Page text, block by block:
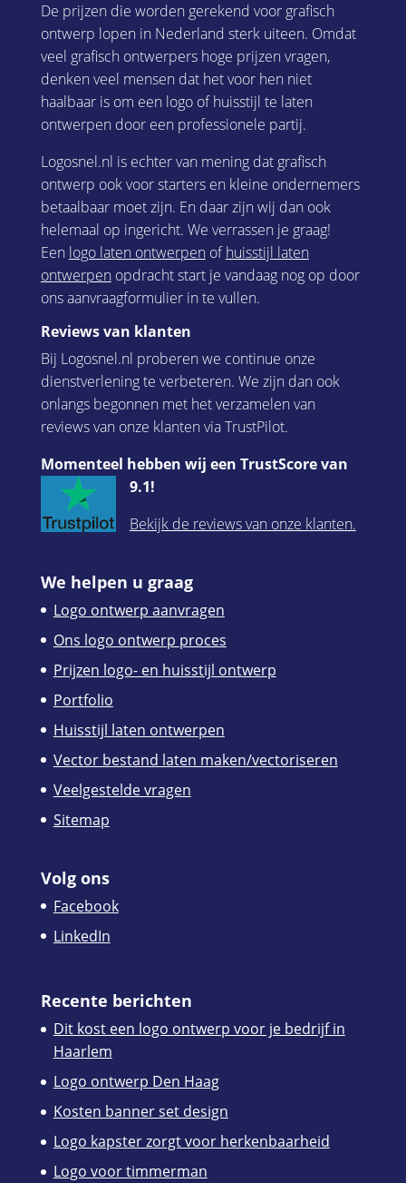
De prijzen die worden gerekend voor grafisch
ontwerp lopen in Nederland sterk uiteen. Omdat
veel grafisch ontwerpers hoge prijzen vragen,
denken veel mensen dat het voor hen niet
haalbaar is om een logo of huisstijl te laten
ontwerpen door een professionele partij.
Logosnel.nl is echter van mening dat grafisch
ontwerp ook voor starters en kleine ondernemers
betaalbaar moet zijn. En daar zijn wij dan ook
helemaal op ingericht. We verrassen je graag!
Een logo laten ontwerpenofhuisstijl laten
ontwerpenopdracht start je vandaag nog op door
ons aanvraagformulier in te vullen.
Reviews van klanten
Bij Logosnel.nl proberen we continue onze
dienstverlening te verbeteren. We zijn dan ook
onlangs begonnen met het verzamelen van
reviews van onze klanten via TrustPilot.
Momenteel hebben wij een TrustScore van
9.1!
Bekijk de reviews van onze klanten.
We helpen u graag
Logo ontwerp aanvragen
Ons logo ontwerp proces
Prijzen logo- en huisstijl ontwerp
Portfolio
Huisstijl laten ontwerpen
Vector bestand laten maken/vectoriseren
Veelgestelde vragen
Sitemap
Volg ons
Facebook
LinkedIn
Recente berichten
Dit kost een logo ontwerp voor je bedrijf in
Haarlem
Logo ontwerp Den Haag
Kosten banner set design
Logo kapster zorgt voor herkenbaarheid
Logo voor timmerman